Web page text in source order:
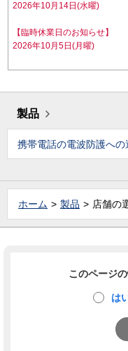
2026年10月14日(水曜)
【臨時休業日のお知らせ】
2026年10月5日(月曜)
製品
携帯電話の電波防護へ
ホーム 製品 店舗の
このページ
は